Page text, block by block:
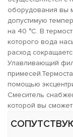
оборудования вы
допустимую
на 40 °C. В
которого вода
расход
Улавливающий
помощью
Смеситель
которой вы